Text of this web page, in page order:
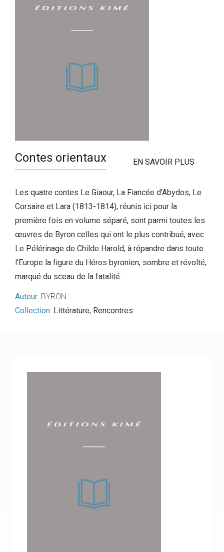
Contes orientaux EN SAVOIR PLUS
Les quatre contes Le Giaour, La Fiancée d’Abydos, Le
Corsaire et Lara (1813-1814), réunis ici pour la
première fois en volume séparé, sont parmi toutes les
œuvres de Byron celles qui ont le plus contribué, avec
Le Pélérinage de Childe Harold, à répandre dans toute
l’Europe la figure du Héros byronien, sombre et révolté,
marqué du sceau de la fatalité.
Auteur: BYRON
Collection: Littérature, Rencontres